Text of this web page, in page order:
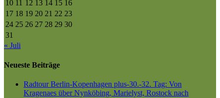
10 11 12 13 14 15 16
17 18 19 20 21 22 23
24 25 26 27 28 29 30
31
« Juli
Neueste Beiträge
Radtour Berlin-Kopenhagen plus-30.-32. Tag: Von
Kragenaes über Nynköbing, Marielyst, Rostock nach